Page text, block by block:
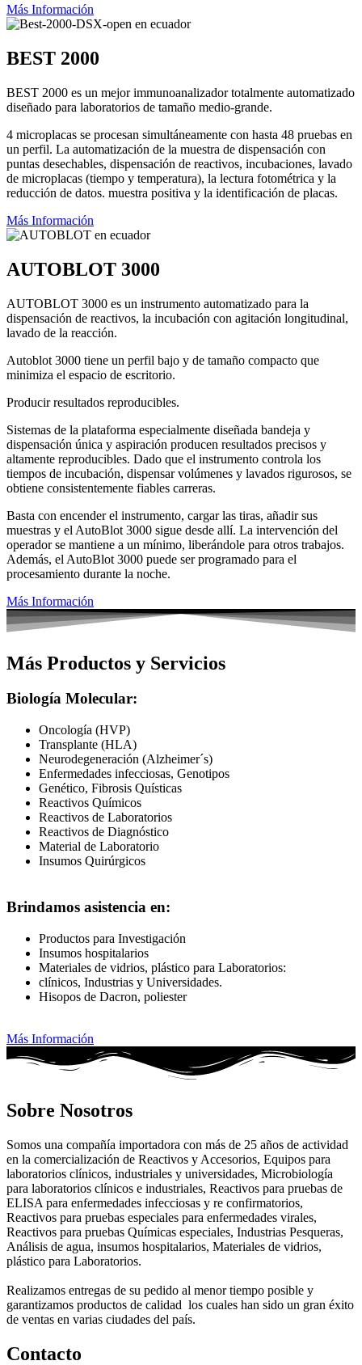
Más Información
BEST 2000
BEST 2000 es un mejor immunoanalizador totalmente automatizado
diseñado para laboratorios de tamaño medio-grande.
4 microplacas se procesan simultáneamente con hasta 48 pruebas en
un perfil. La automatización de la muestra de dispensación con
puntas desechables, dispensación de reactivos, incubaciones, lavado
de microplacas (tiempo y temperatura), la lectura fotométrica y la
reducción de datos. muestra positiva y la identificación de placas.
Más Información
AUTOBLOT 3000
AUTOBLOT 3000 es un instrumento automatizado para la
dispensación de reactivos, la incubación con agitación longitudinal,
lavado de la reacción.
Autoblot 3000 tiene un perfil bajo y de tamaño compacto que
minimiza el espacio de escritorio.
Producir resultados reproducibles.
Sistemas de la plataforma especialmente diseñada bandeja y
dispensación única y aspiración producen resultados precisos y
altamente reproducibles. Dado que el instrumento controla los
tiempos de incubación, dispensar volúmenes y lavados rigurosos, se
obtiene consistentemente fiables carreras.
Basta con encender el instrumento, cargar las tiras, añadir sus
muestras y el AutoBlot 3000 sigue desde allí. La intervención del
operador se mantiene a un mínimo, liberándole para otros trabajos.
Además, el AutoBlot 3000 puede ser programado para el
procesamiento durante la noche.
Más Información
Más Productos y Servicios
Biología Molecular:
Oncología (HVP)
Transplante (HLA)
Neurodegeneración (Alzheimer´s)
Enfermedades infecciosas, Genotipos
Genético, Fibrosis Quísticas
Reactivos Químicos
Reactivos de Laboratorios
Reactivos de Diagnóstico
Material de Laboratorio
Insumos Quirúrgicos
Brindamos asistencia en:
Productos para Investigación
Insumos hospitalarios
Materiales de vidrios, plástico para Laboratorios:
clínicos, Industrias y Universidades.
Hisopos de Dacron, poliester
Más Información
Sobre Nosotros
Somos una compañía importadora con más de 25 años de actividad
en la comercialización de Reactivos y Accesorios, Equipos para
laboratorios clínicos, industriales y universidades, Microbiología
para laboratorios clínicos e industriales, Reactivos para pruebas de
ELISA para enfermedades infecciosas y re confirmatorios,
Reactivos para pruebas especiales para enfermedades virales,
Reactivos para pruebas Químicas especiales, Industrias Pesqueras,
Análisis de agua, insumos hospitalarios, Materiales de vidrios,
plástico para Laboratorios.
Realizamos entregas de su pedido al menor tiempo posible y
garantizamos productos de calidad los cuales han sido un gran éxito
de ventas en varias ciudades del país.
Contacto